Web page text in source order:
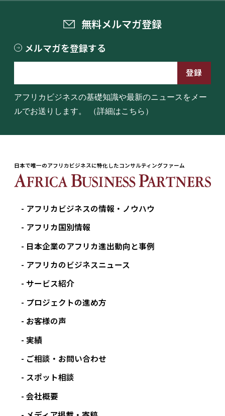
無料メルマガ登録
メルマガを登録する
アフリカビジネスの基礎知識や最新のニュースをメー
ルでお送りします。
（詳細はこちら）
日本で唯一のアフリカビジネスに特化したコンサルティングファーム
アフリカビジネスの情報・ノウハウ
アフリカ国別情報
日本企業のアフリカ進出動向と事例
アフリカのビジネスニュース
サービス紹介
プロジェクトの進め方
お客様の声
実績
ご相談・お問い合わせ
スポット相談
会社概要